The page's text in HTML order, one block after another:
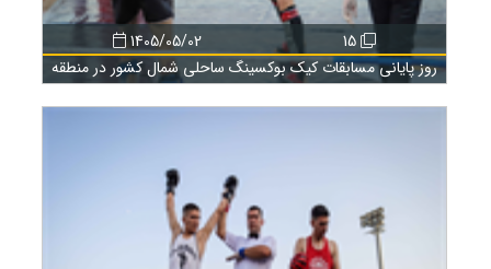
15
1405/05/02
روز پایانی مسابقات کیک بوکسینگ ساحلی شمال کشور در منطقه
آزاد انزلی